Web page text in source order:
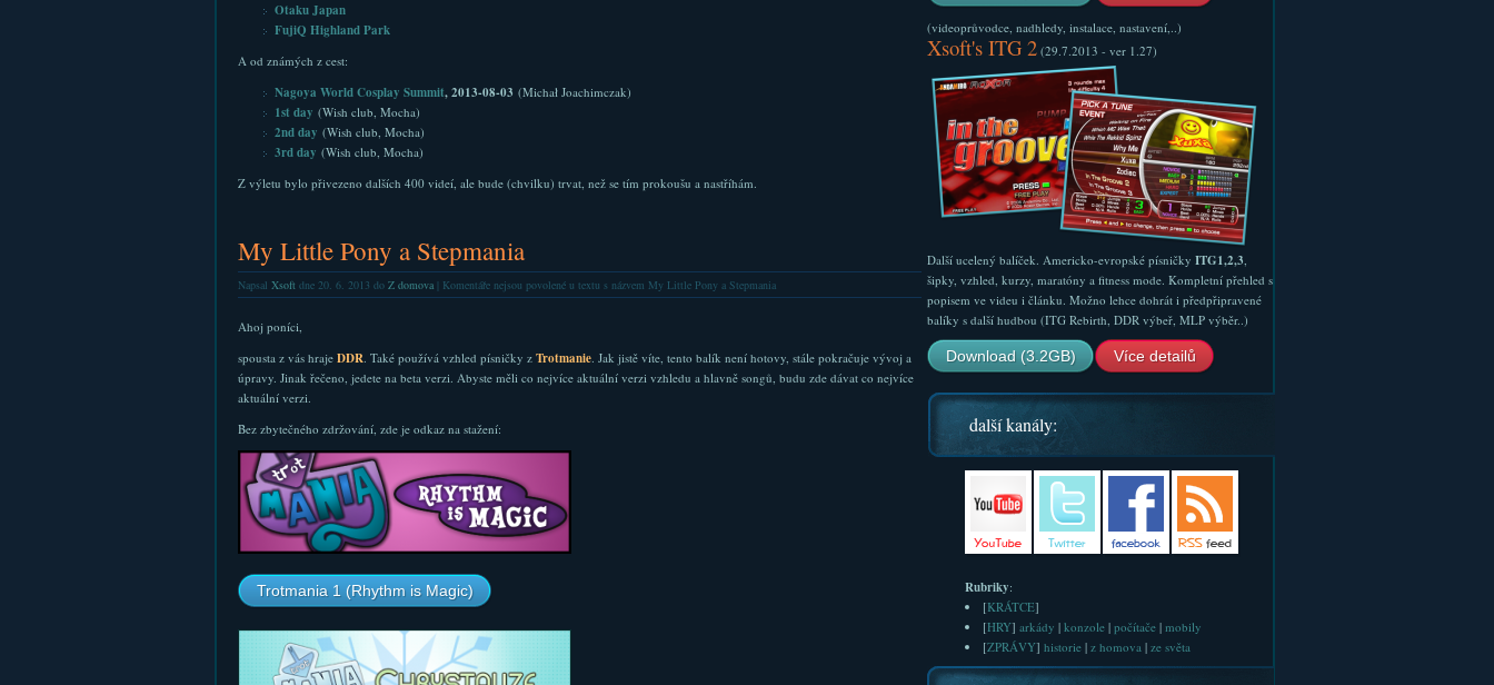
Otaku Japan
FujiQ Highland Park
A od známých z cest:
Nagoya World Cosplay Summit, 2013-08-03 (Michał Joachimczak)
1st day (Wish club, Mocha)
2nd day (Wish club, Mocha)
3rd day (Wish club, Mocha)
Z výletu bylo přivezeno dalších 400 videí, ale bude (chvilku) trvat, než se tím prokoušu a nastříhám.
My Little Pony a Stepmania
Napsal Xsoftdne 20. 6. 2013 do Z domova| Komentáře nejsou povolenéu textu s názvem My Little Pony a Stepmania
Ahoj poníci,
spousta z vás hraje DDR. Také používá vzhled písničky z Trotmanie. Jak jistě víte, tento balík není hotovy, stále pokračuje vývoj a
úpravy. Jinak řečeno, jedete na beta verzi. Abyste měli co nejvíce aktuální verzi vzhledu a hlavně songů, budu zde dávat co nejvíce
aktuální verzi.
Bez zbytečného zdržování, zde je odkaz na stažení:
Trotmania 1 (Rhythm is Magic)
(videoprůvodce, nadhledy, instalace, nastavení,..)
Xsoft's ITG 2(29.7.2013 - ver 1.27)
Další ucelený balíček. Americko-evropské písničky ITG1,2,3,
šipky, vzhled, kurzy, maratóny a fitness mode. Kompletní přehled s
popisem ve videu i článku. Možno lehce dohrát i předpřipravené
balíky s další hudbou (ITG Rebirth, DDR výbeř, MLP výběr..)
Download (3.2GB) Více detailů
další kanály:
Rubriky:
[KRÁTCE]
[HRY] arkády | konzole| počítače| mobily
[ZPRÁVY] historie| z homova| ze světa